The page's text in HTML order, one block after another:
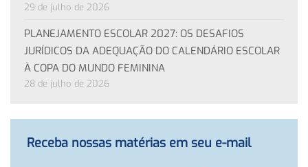
29 de julho de 2026
PLANEJAMENTO ESCOLAR 2027: OS DESAFIOS
JURÍDICOS DA ADEQUAÇÃO DO CALENDÁRIO ESCOLAR
À COPA DO MUNDO FEMININA
28 de julho de 2026
Receba nossas matérias em seu e-mail